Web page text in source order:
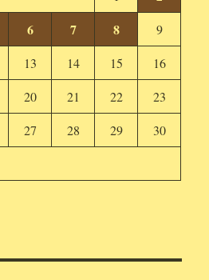
6 7 8 9
13 14 15
16
20 21 22
23
27 28 29
30